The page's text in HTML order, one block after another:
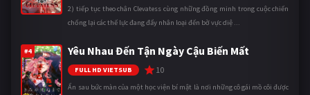
2) tiếp tục theo chân Clevatess cùng những đồng minh trong cuộc chiến
chống lại các thế lực đang đẩy nhân loại đến bờ vực diệ ...
#4 Yêu Nhau Đến Tận Ngày Cậu Biến Mất
FULL HD VIETSUB 10
Ẩn sau bức màn của một học viện bí mật là nơi những cô gái mồ côi được